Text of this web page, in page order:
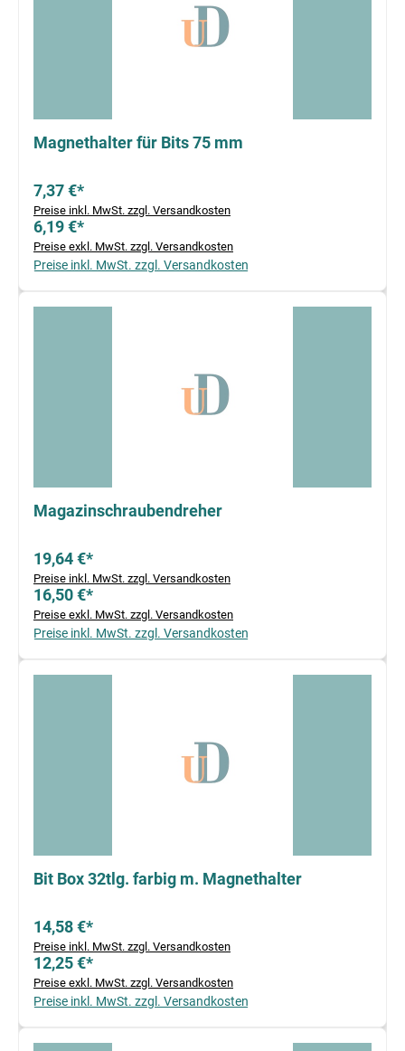
Magnethalter für Bits 75 mm
7,37 €*
Preise inkl. MwSt. zzgl. Versandkosten
6,19 €*
Preise exkl. MwSt. zzgl. Versandkosten
Preise inkl. MwSt. zzgl. Versandkosten
Magazinschraubendreher
19,64 €*
Preise inkl. MwSt. zzgl. Versandkosten
16,50 €*
Preise exkl. MwSt. zzgl. Versandkosten
Preise inkl. MwSt. zzgl. Versandkosten
Bit Box 32tlg. farbig m. Magnethalter
14,58 €*
Preise inkl. MwSt. zzgl. Versandkosten
12,25 €*
Preise exkl. MwSt. zzgl. Versandkosten
Preise inkl. MwSt. zzgl. Versandkosten